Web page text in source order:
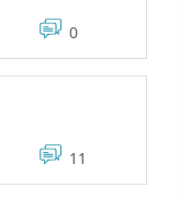
0
11